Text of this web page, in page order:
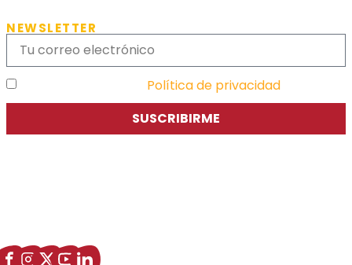
NEWSLETTER
Política de privacidad
SUSCRIBIRME